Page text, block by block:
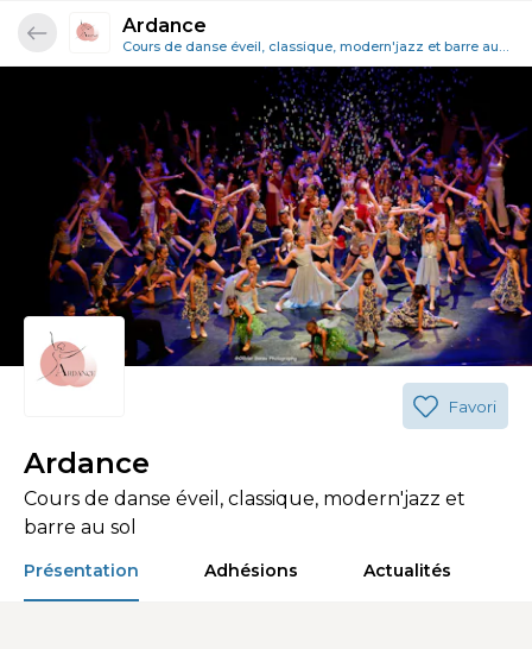
Ardance
Cours de danse éveil, classique, modern'jazz et barre au sol
Ardance
Cours de danse éveil, classique, modern'jazz et
barre au sol
Favori
Présentation Adhésions Actualités